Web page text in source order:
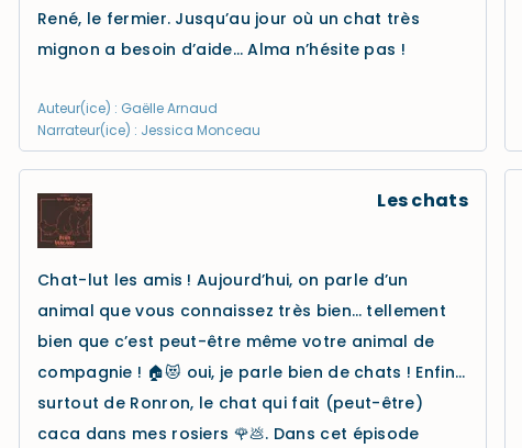
René, le fermier. Jusqu’au jour où un chat très
mignon a besoin d’aide… Alma n’hésite pas !
Auteur(ice) : Gaëlle Arnaud
Narrateur(ice) : Jessica Monceau
Les chats
Chat-lut les amis ! Aujourd’hui, on parle d’un
animal que vous connaissez très bien… tellement
bien que c’est peut-être même votre animal de
compagnie ! 🏠😻 oui, je parle bien de chats ! Enfin…
surtout de Ronron, le chat qui fait (peut-être)
caca dans mes rosiers 🌹💩. Dans cet épisode